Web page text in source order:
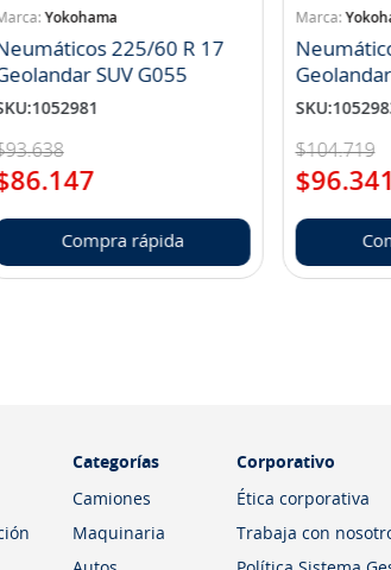
Yokohama
225/60 R 17
SUV G055
:1052981
93.638
86.147
Compra rápida
SKU:
$104.719
$96.341
Categorías
Camiones
Maquinaria
Corporativo
Ética corporativa
Trabaja con